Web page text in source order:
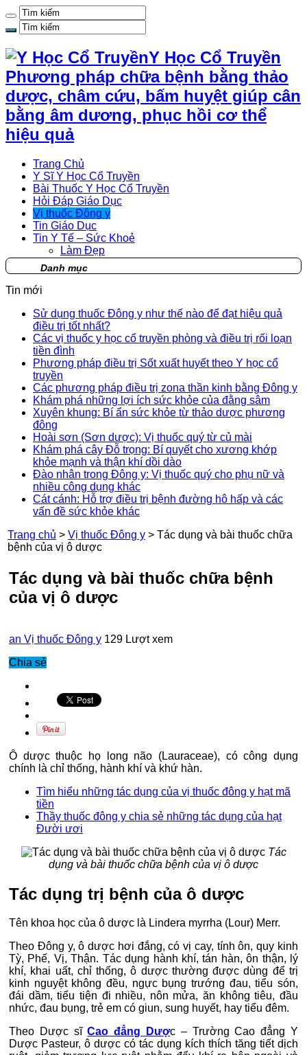
Y Học Cổ Truyền
Phương pháp chữa bệnh bằng thảo
dược, châm cứu, bấm huyệt giúp cân
bằng âm dương, phục hồi cơ thể
hiệu quả
Trang Chủ
Y Sĩ Y Học Cổ Truyền
Bài Thuốc Y Học Cổ Truyền
Hỏi Đáp Giáo Dục
Vị thuốc Đông y
Tin Giáo Dục
Tin Y Tế – Sức Khoẻ
Làm Đẹp
Danh mục
Tin mới
Sử dụng thuốc Đông y như thế nào để đạt hiệu quả
điều trị tốt nhất?
Các vị thuốc y học cổ truyền phòng và điều trị rối loạn
tiền đình
Phương pháp điều trị Sốt xuất huyết theo Y học cổ
truyền
Các phương pháp điều trị zona thần kinh bằng Đông y
Khám phá những lợi ích sức khỏe của đằng sâm
Xuyên khung: Bí ẩn sức khỏe từ thảo dược phương
đông
Hoài sơn (Sơn dược): Vị thuốc quý từ củ mài
Khám phá cây Đỗ trọng: Bí quyết cho xương khớp
khỏe mạnh và thận khí dồi dào
Đào nhân trong Đông y: Vị thuốc quý cho phụ nữ và
nhiều công dụng khác
Cát cánh: Hỗ trợ điều trị bệnh đường hô hấp và các
vấn đề sức khỏe khác
Trang chủ > Vị thuốc Đông y > Tác dụng và bài thuốc chữa
bệnh của vị ô dược
Tác dụng và bài thuốc chữa bệnh
của vị ô dược
an Vị thuốc Đông y 129 Lượt xem
Chia sẻ
Ô dược thuộc họ long não (Lauraceae), có công dụng
chính là chỉ thống, hành khí và khứ hàn.
Tìm hiểu những tác dụng của vị thuốc đông y hạt mã
tiền
Thầy thuốc đông y chia sẻ những tác dụng của hạt
Đười ươi
Tác
dụng và bài thuốc chữa bệnh của vị ô dược
Tác dụng trị bệnh của ô dược
Tên khoa học của ô dược là Lindera myrrha (Lour) Merr.
Theo Đông y, ô dược hơi đắng, có vị cay, tính ôn, quy kinh
Tỳ, Phế, Vị, Thận. Tác dụng hành khí, tán hàn, ôn thận, lý
khí, khai uất, chỉ thống, ô dược thường được dùng để trị
kinh nguyệt không đều, ngực bụng trướng đau, tiểu són,
đái dầm, tiểu tiện đi nhiều, nôn mửa, ăn không tiêu, đầu
nhức, đau bụng, trẻ em có giun, sung huyết, hay tiểu đêm.
Theo Dược sĩCao đẳng Dược – Trường Cao đẳng Y
Dược Pasteur, ô dược có tác dụng kích thích tăng tiết dịch